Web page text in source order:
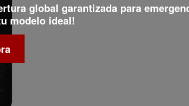
global garantizada para
modelo ideal!